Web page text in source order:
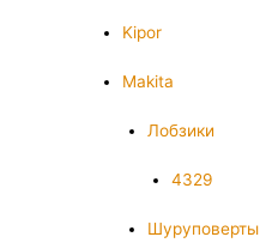
Kipor
Makita
Лобзики
4329
Шуруповерты